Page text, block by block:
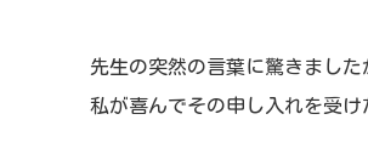
先生の突然の言葉に驚きまし
私が喜んでその申し入れを受け